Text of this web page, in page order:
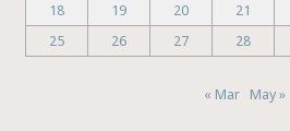
18
19 20 21
25
26 27 28
« Mar May »